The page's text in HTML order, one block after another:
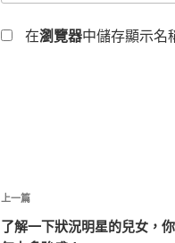
在瀏覽器中儲存顯示名
文
章
上
一
上一篇
了解一下狀況明星的兒女，